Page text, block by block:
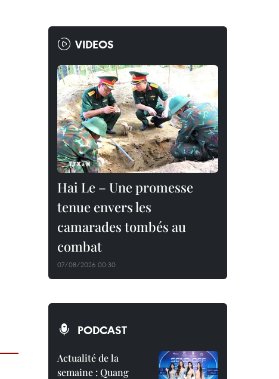
VIDEOS
Hai Le – Une promesse
tenue envers les
camarades tombés au
combat
07/08/2026 00:30
PODCAST
Actualité de la
semaine : Quang